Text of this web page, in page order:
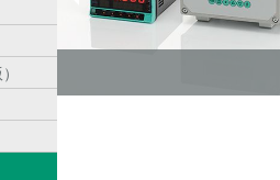
传感器
传感器定制
显示仪器（镶嵌版和桌面版）
CAD资料下载
压力